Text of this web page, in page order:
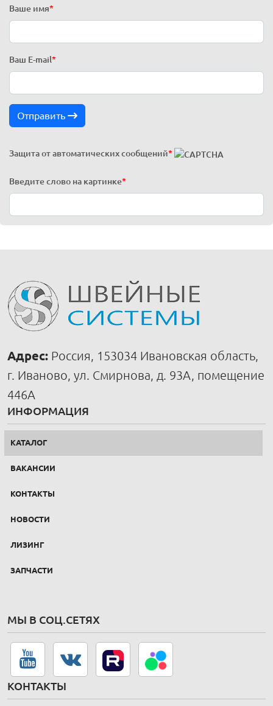
Ваше имя*
Ваш E-mail*
Отправить
Защита от автоматических сообщений*
Введите слово на картинке*
Адрес: Россия, 153034 Ивановская область,
г. Иваново, ул. Смирнова, д. 93А, помещение
446А
ИНФОРМАЦИЯ
КАТАЛОГ
ВАКАНСИИ
КОНТАКТЫ
НОВОСТИ
ЛИЗИНГ
ЗАПЧАСТИ
МЫ В СОЦ.СЕТЯХ
КОНТАКТЫ